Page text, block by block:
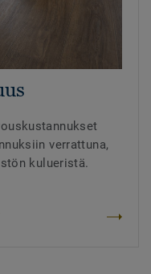
verrattuna,
kulueristä.